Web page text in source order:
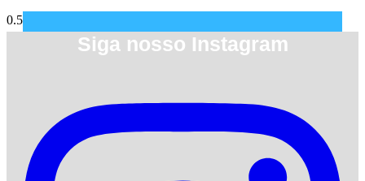
Siga nosso Instagram